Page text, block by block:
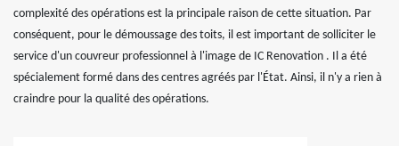
complexité des opérations est la principale raison de cette situation. Par
conséquent, pour le démoussage des toits, il est important de solliciter le
service d'un couvreur professionnel à l'image de IC Renovation . Il a été
spécialement formé dans des centres agréés par l'État. Ainsi, il n'y a rien à
craindre pour la qualité des opérations.